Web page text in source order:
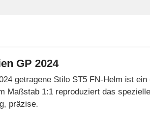
GP 2024
getragene Stilo ST5 FN-Helm ist
Maßstab 1:1 reproduziert das
präzise.